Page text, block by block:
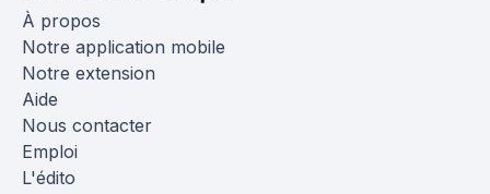
À propos
Notre application mobile
Notre extension
Aide
Nous contacter
Emploi
L'édito